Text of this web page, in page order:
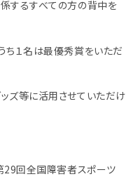
するすべての方の背中を
ち１名は最優秀賞をいただ
ズ等に活用させていただけ
29回全国障害者スポーツ